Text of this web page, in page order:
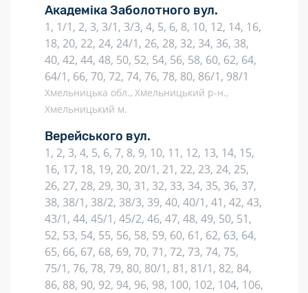
Академіка Заболотного вул.
1, 1/1, 2, 3, 3/1, 3/3, 4, 5, 6, 8, 10, 12, 14, 16,
18, 20, 22, 24, 24/1, 26, 28, 32, 34, 36, 38,
40, 42, 44, 48, 50, 52, 54, 56, 58, 60, 62, 64,
64/1, 66, 70, 72, 74, 76, 78, 80, 86/1, 98/1
Хмельницька обл., Хмельницький р-н.,
Хмельницький м.
Верейського вул.
1, 2, 3, 4, 5, 6, 7, 8, 9, 10, 11, 12, 13, 14, 15,
16, 17, 18, 19, 20, 20/1, 21, 22, 23, 24, 25,
26, 27, 28, 29, 30, 31, 32, 33, 34, 35, 36, 37,
38, 38/1, 38/2, 38/3, 39, 40, 40/1, 41, 42, 43,
43/1, 44, 45/1, 45/2, 46, 47, 48, 49, 50, 51,
52, 53, 54, 55, 56, 58, 59, 60, 61, 62, 63, 64,
65, 66, 67, 68, 69, 70, 71, 72, 73, 74, 75,
75/1, 76, 78, 79, 80, 80/1, 81, 81/1, 82, 84,
86, 88, 90, 92, 94, 96, 98, 100, 102, 104, 106,